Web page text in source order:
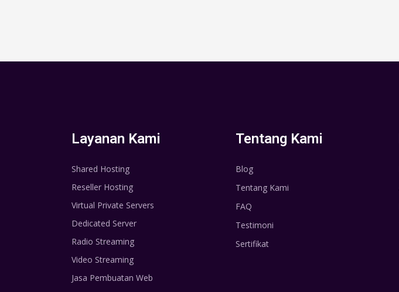
Layanan Kami
Shared Hosting
Reseller Hosting
Virtual Private Servers
Dedicated Server
Radio Streaming
Video Streaming
Jasa Pembuatan Web
Tentang Kami
Blog
Tentang Kami
FAQ
Testimoni
Sertifikat